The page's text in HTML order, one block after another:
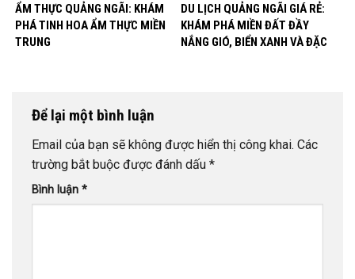
ẨM THỰC QUẢNG NGÃI: KHÁM
PHÁ TINH HOA ẨM THỰC MIỀN
TRUNG
DU LỊCH QUẢNG NGÃI GIÁ RẺ:
KHÁM PHÁ MIỀN ĐẤT ĐẦY
NẮNG GIÓ, BIỂN XANH VÀ ĐẶC
Để lại một bình luận
Email của bạn sẽ không được hiển thị công khai. Các
trường bắt buộc được đánh dấu *
Bình luận *